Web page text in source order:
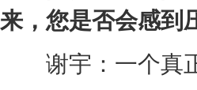
来，您是否会感到
谢宇：一个真正